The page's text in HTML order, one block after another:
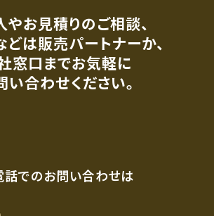
やお見積りのご相談、
どは販売パートナーか、
窓口までお気軽に
い合わせください。
話でのお問い合わせは